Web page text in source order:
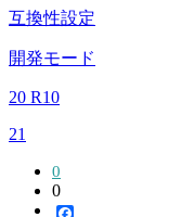
互換性設定
開発モード
20 R10
21
0
0